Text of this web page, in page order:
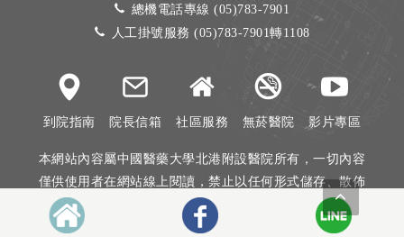
總機電話專線 (05)783-7901
人工掛號服務 (05)783-7901轉1108
到院指南 院長信箱 社區服務 無菸醫院 影片專區
本網站內容屬中國醫藥大學北港附設醫院所有，一切內容
僅供使用者在網站線上閱讀，禁止以任何形式儲存、散佈
或重製部分或全部內容
本網站建議以Internet Explorer 10以上、Firefox或Google